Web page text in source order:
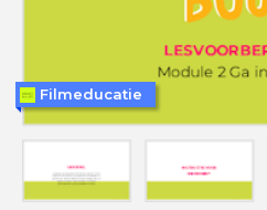
Filmeducatie